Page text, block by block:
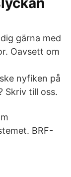
gärna med
Oavsett om
nyfiken på
Skriv till oss.
BRF-